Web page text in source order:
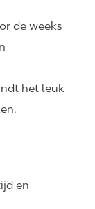
de weeks
het leuk
en